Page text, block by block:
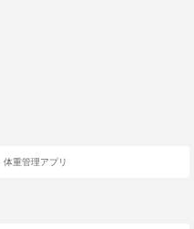
体重管理アプリ